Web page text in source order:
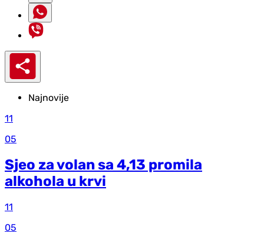
Najnovije
11
05
Sjeo za volan sa 4,13 promila
alkohola u krvi
11
05